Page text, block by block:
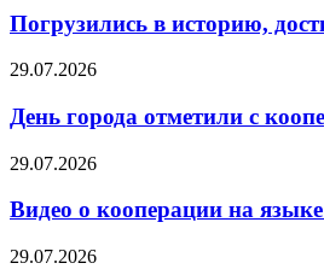
Погрузились в историю,
29.07.2026
День города отметили с
29.07.2026
Видео о кооперации на
29.07.2026